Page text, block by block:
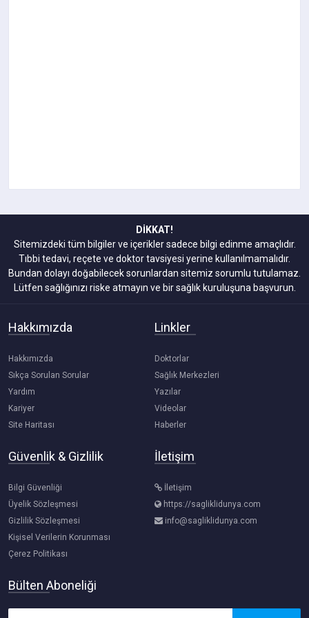
DİKKAT!
Sitemizdeki tüm bilgiler ve içerikler sadece bilgi edinme amaçlıdır.
Tıbbi tedavi, reçete ve doktor tavsiyesi yerine kullanılmamalıdır.
Bundan dolayı doğabilecek sorunlardan sitemiz sorumlu tutulamaz.
Lütfen sağlığınızı riske atmayın ve bir sağlık kuruluşuna başvurun.
Hakkımızda
Hakkımızda
Sıkça Sorulan Sorular
Yardım
Kariyer
Site Haritası
Linkler
Doktorlar
Sağlık Merkezleri
Yazılar
Videolar
Haberler
Güvenlik & Gizlilik
Bilgi Güvenliği
Üyelik Sözleşmesi
Gizlilik Sözleşmesi
Kişisel Verilerin Korunması
Çerez Politikası
İletişim
İletişim
https://sagliklidunya.com
info@sagliklidunya.com
Bülten Aboneliği